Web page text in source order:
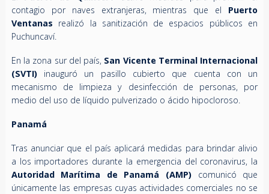
contagio por naves extranjeras, mientras que el Puerto
Ventanas realizó la sanitización de espacios públicos en
Puchuncaví.
En la zona sur del país, San Vicente Terminal Internacional
(SVTI)inauguró un pasillo cubierto que cuenta con un
mecanismo de limpieza y desinfección de personas, por
medio del uso de líquido pulverizado o ácido hipocloroso.
Panamá
Tras anunciar que el país aplicará medidas para brindar alivio
a los importadores durante la emergencia del coronavirus, la
Autoridad Marítima de Panamá (AMP) comunicó que
únicamente las empresas cuyas actividades comerciales no se